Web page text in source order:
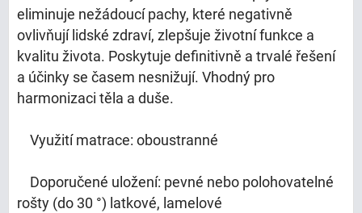
eliminuje nežádoucí pachy, které negativně
ovlivňují lidské zdraví, zlepšuje životní funkce a
kvalitu života. Poskytuje definitivně a trvalé řešení
a účinky se časem nesnižují. Vhodný pro
harmonizaci těla a duše.
Využití matrace: oboustranné
Doporučené uložení: pevné nebo polohovatelné
rošty (do 30 °) latkové, lamelové